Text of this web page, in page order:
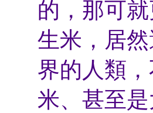
的，那可
生米，居
界的人類
米、甚至